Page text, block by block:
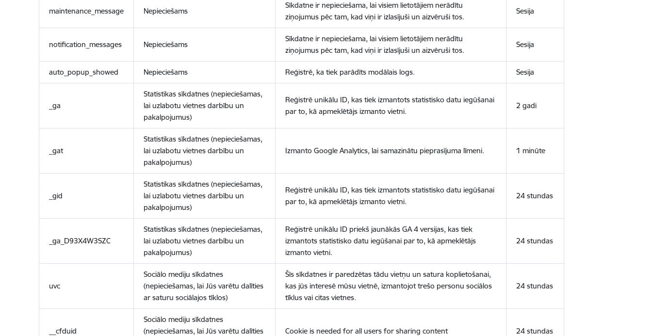
maintenance_message Nepieciešams
Sīkdatne ir nepieciešama, lai visiem lietotājiem nerādītu
ziņojumus pēc tam, kad viņi ir izlasījuši un aizvēruši tos.
Sesija
notification_messages Nepieciešams
Sīkdatne ir nepieciešama, lai visiem lietotājiem nerādītu
ziņojumus pēc tam, kad viņi ir izlasījuši un aizvēruši tos.
Sesija
auto_popup_showed Nepieciešams Reģistrē, ka tiek parādīts modālais logs. Sesija
_ga
Statistikas sīkdatnes (nepieciešamas,
lai uzlabotu vietnes darbību un
pakalpojumus)
Reģistrē unikālu ID, kas tiek izmantots statistisko datu iegūšanai
par to, kā apmeklētājs izmanto vietni.
2 gadi
_gat
Statistikas sīkdatnes (nepieciešamas,
lai uzlabotu vietnes darbību un
pakalpojumus)
Izmanto Google Analytics, lai samazinātu pieprasījuma līmeni. 1 minūte
_gid
Statistikas sīkdatnes (nepieciešamas,
lai uzlabotu vietnes darbību un
pakalpojumus)
Reģistrē unikālu ID, kas tiek izmantots statistisko datu iegūšanai
par to, kā apmeklētājs izmanto vietni.
24 stundas
_ga_D93X4W3SZC
Statistikas sīkdatnes (nepieciešamas,
lai uzlabotu vietnes darbību un
pakalpojumus)
Reģistrē unikālu ID priekš jaunākās GA 4 versijas, kas tiek
izmantots statistisko datu iegūšanai par to, kā apmeklētājs
izmanto vietni.
24 stundas
uvc
Sociālo mediju sīkdatnes
(nepieciešamas, lai Jūs varētu dalīties
ar saturu sociālajos tīklos)
Šīs sīkdatnes ir paredzētas tādu vietņu un satura koplietošanai,
kas jūs interesē mūsu vietnē, izmantojot trešo personu sociālos
tīklus vai citas vietnes.
24 stundas
__cfduid
Sociālo mediju sīkdatnes
(nepieciešamas, lai Jūs varētu dalīties
Cookie is needed for all users for sharing content 24 stundas